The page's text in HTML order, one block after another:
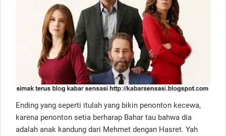
Ending yang seperti itulah yang bikin penonton kecewa,
karena penonton setia berharap Bahar tau bahwa dia
adalah anak kandung dari Mehmet dengan Hasret. Yah